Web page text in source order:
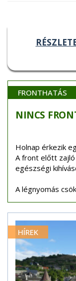
FRONTHATÁS
NINCS
Holnap érkezik
A front előtt
egészségi
A légnyomás
HÍREK